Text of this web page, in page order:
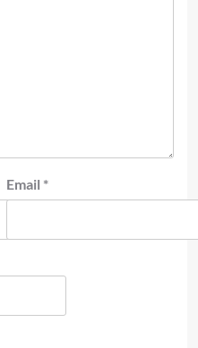
Email *